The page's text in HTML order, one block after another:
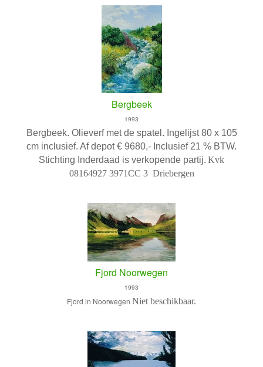
Bergbeek
1993
Bergbeek. Olieverf met de spatel. Ingelijst 80 x 105
cm inclusief. Af depot € 9680,- Inclusief 21 % BTW.
Stichting Inderdaad is verkopende partij. Kvk
08164927 3971CC 3 Driebergen
Fjord Noorwegen
1993
Fjord in Noorwegen Niet beschikbaar.